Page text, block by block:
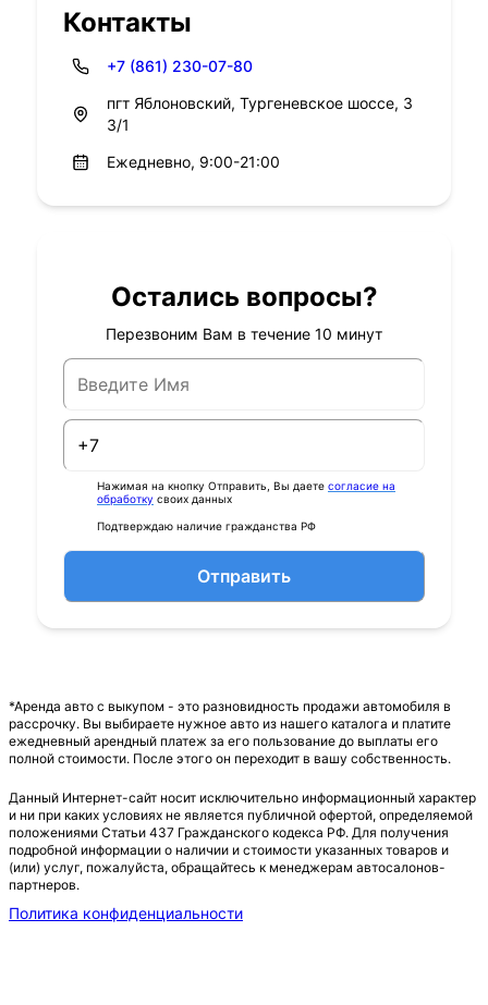
Контакты
+7 (861) 230-07-80
пгт Яблоновский, Тургеневское шоссе, 3
3/1
Ежедневно, 9:00-21:00
Остались вопросы?
Перезвоним Вам в течение 10 минут
Нажимая на кнопку Отправить, Вы даете согласие на
обработку своих данных
Подтверждаю наличие гражданства РФ
Отправить
*Аренда авто с выкупом - это разновидность продажи автомобиля в
рассрочку. Вы выбираете нужное авто из нашего каталога и платите
ежедневный арендный платеж за его пользование до выплаты его
полной стоимости. После этого он переходит в вашу собственность.
Данный Интернет-сайт носит исключительно информационный характер
и ни при каких условиях не является публичной офертой, определяемой
положениями Статьи 437 Гражданского кодекса РФ. Для получения
подробной информации о наличии и стоимости указанных товаров и
(или) услуг, пожалуйста, обращайтесь к менеджерам автосалонов-
партнеров.
Политика конфиденциальности